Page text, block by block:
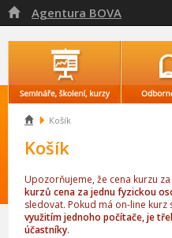
 Agentura BOVA
 Košík
Košík
Upozorňujeme, že cena kurzu
kurzů cena za jednu fyzickou
sledovat. Pokud má on-line kurz
využitím jednoho počítače, je
účastníky.